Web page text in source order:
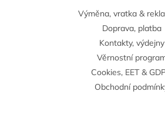
Výměna, vratka &
Doprava, platba
Kontakty, výdejny
Věrnostní
Cookies, EET &
Obchodní